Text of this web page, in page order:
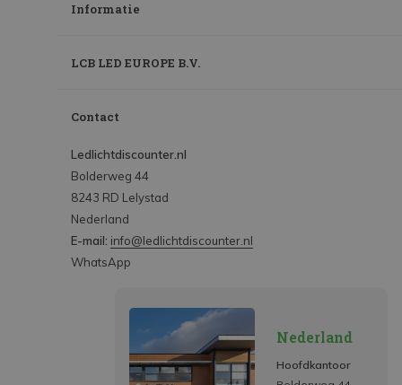
Informatie
LCB LED EUROPE B.V.
Contact
Ledlichtdiscounter.nl
Bolderweg 44
8243 RD Lelystad
Nederland
E-mail: info@ledlichtdiscounter.nl
WhatsApp
Nederland
Hoofdkantoor